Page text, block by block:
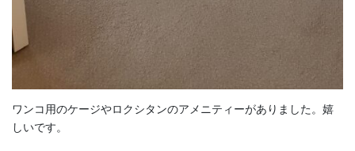
ワンコ用のケージやロクシタンのアメニティーがありました。嬉
しいです。